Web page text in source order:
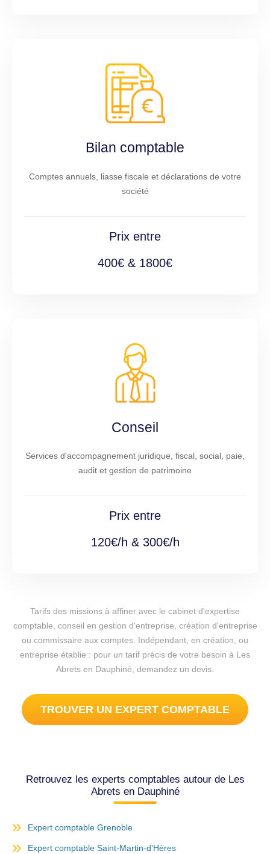
Bilan comptable
Comptes annuels, liasse fiscale et déclarations de votre
société
Prix entre
400€ & 1800€
Conseil
Services d'accompagnement juridique, fiscal, social, paie,
audit et gestion de patrimoine
Prix entre
120€/h & 300€/h
Tarifs des missions à affiner avec le cabinet d'expertise
comptable, conseil en gestion d'entreprise, création d'entreprise
ou commissaire aux comptes. Indépendant, en création, ou
entreprise établie : pour un tarif précis de votre besoin à Les
Abrets en Dauphiné, demandez un devis.
TROUVER UN EXPERT COMPTABLE
Retrouvez les experts comptables autour de Les
Abrets en Dauphiné
Expert comptable Grenoble
Expert comptable Saint-Martin-d’Hères